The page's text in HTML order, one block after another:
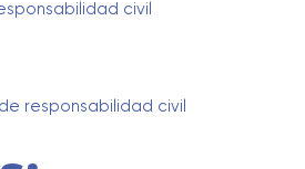
civil
responsabilidad civil